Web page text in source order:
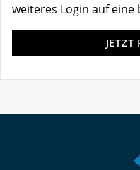
weiteres Login auf
JETZT